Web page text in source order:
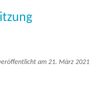
am 21. März 2021